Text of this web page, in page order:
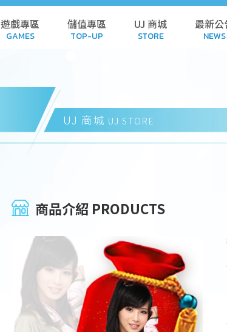
遊戲專區
GAMES
GAMES
PC GAMES
WEB GAMES
DOWNLOAD
儲值專區
TOP-UP
HISTORY
UJ 商城
STORE
CART
REDEEM CODE
最新公
NEWS
UJ 商城 UJ STORE
商品介紹 PRODUCTS